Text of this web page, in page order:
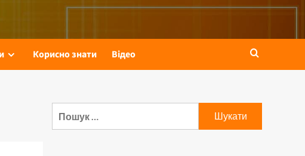
Корисно знати Відео